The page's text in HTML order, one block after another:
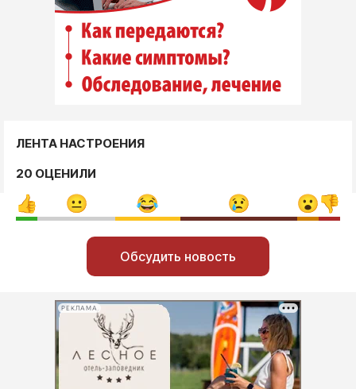
ЛЕНТА НАСТРОЕНИЯ
20 ОЦЕНИЛИ
Обсудить новость
РЕКЛАМА